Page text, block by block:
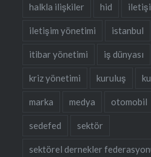
halkla ilişkiler hid
iletişim yönetimi istanbul
itibar yönetimi iş dünyası
kriz yönetimi kuruluş
marka medya otomobil
sedefed sektör
sektörel dernekler